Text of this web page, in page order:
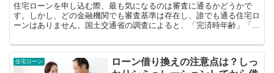
住宅ローンを申し込む際、最も気になるのは審査に通るかどうかで
す。しかし、どの金融機関でも審査基準は存在し、誰でも通る住宅ロ
ーンはありません。国土交通省の調査によると、「完済時年齢」「健
住宅ローン
ローン借り換えの注意点は？しっ